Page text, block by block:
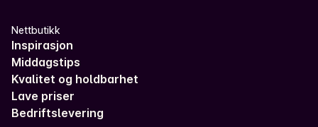
Nettbutikk
Inspirasjon
Middagstips
Kvalitet og holdbarhet
Lave priser
Bedriftslevering